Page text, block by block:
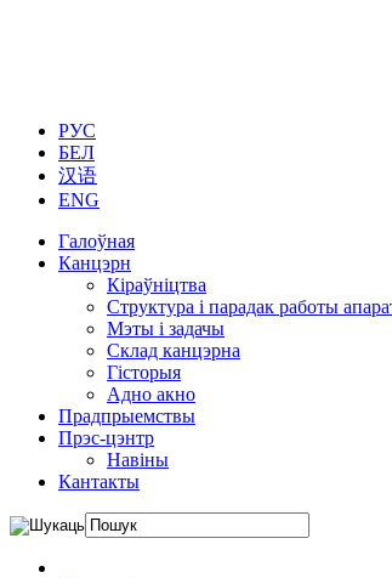
РУС
БЕЛ
汉语
ENG
Галоўная
Канцэрн
Кіраўніцтва
Структура і парадак работы
Мэты і задачы
Склад канцэрна
Гісторыя
Адно акно
Прадпрыемствы
Прэс-цэнтр
Навіны
Кантакты